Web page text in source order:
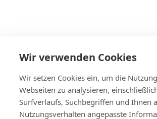
Wir verwenden Cookies
Wir setzen Cookies ein, um die
Webseiten zu analysieren,
Surfverlaufs, Suchbegriffen und Ihnen
Nutzungsverhalten angepasste